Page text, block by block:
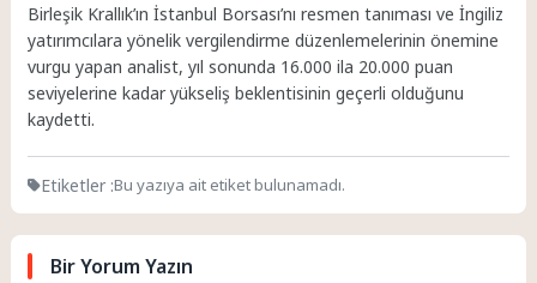
Birleşik Krallık’ın İstanbul Borsası’nı resmen tanıması ve İngiliz
yatırımcılara yönelik vergilendirme düzenlemelerinin önemine
vurgu yapan analist, yıl sonunda 16.000 ila 20.000 puan
seviyelerine kadar yükseliş beklentisinin geçerli olduğunu
kaydetti.
Etiketler :Bu yazıya ait etiket bulunamadı.
Bir Yorum Yazın